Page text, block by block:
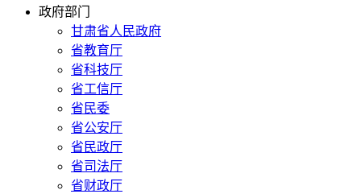
政府部门
甘肃省人民政府
省教育厅
省科技厅
省工信厅
省民委
省公安厅
省民政厅
省司法厅
省财政厅